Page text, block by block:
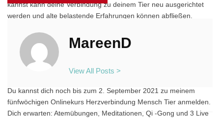
kannst kann deine Verbindung zu deinem Tier neu ausgerichtet
werden und alte belastende Erfahrungen können abfließen.
Herzen berührt werden mögen.
Wenn du mir deine Erfahrungen mitteilen möchtest freue ich mich
von dir zu lesen.
Herzensgrüße, Mareen
Du kannst dich noch bis zum 2. September 2021 zu meinem
fünfwöchigen Onlinekurs Herzverbindung Mensch Tier anmelden.
Dich erwarten: Atemübungen, Meditationen, Qi -Gong und 3 Live
MareenD
View All Posts >